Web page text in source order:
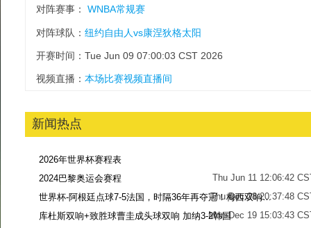
对阵赛事： WNBA常规赛
对阵球队： 纽约自由人vs康涅狄格太阳
开赛时间：Tue Jun 09 07:00:03 CST 2026
视频直播： 本场比赛视频直播间
新闻热点
2026年世界杯赛程表
Thu Jun 11 12:06:42
2024巴黎奥运会赛程
Thu Dec 28 20:37:48
世界杯-阿根廷点球7-5法国，时隔36年再夺冠！梅西双响姆巴佩戴帽
Mon Dec 19 15:03:43
库杜斯双响+致胜球曹圭成头球双响 加纳3-2韩国